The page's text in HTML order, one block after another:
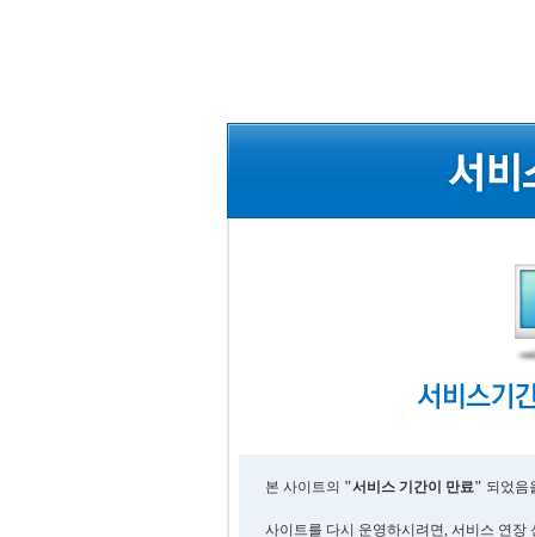
본 사이트의 "서비스 기간이 만료" 되었음
사이트를 다시 운영하시려면, 서비스 연장